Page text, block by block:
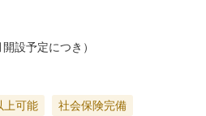
設予定につき）
上可能
社会保険完備